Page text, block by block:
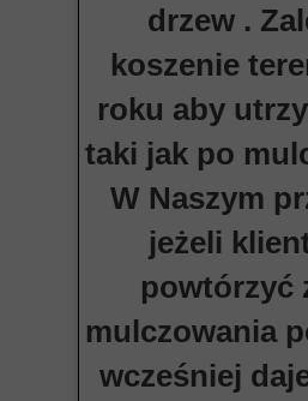
drzew .
koszenie
roku aby
taki jak po
W Naszym
jeżeli
powtórzyć
mulczowania
wcześniej